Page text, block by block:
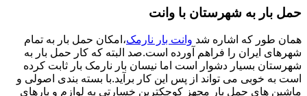
حمل بار به شهرستان با وانت
همان طور که اشاره شد وانت بار نارمک،امکان حمل بار به تمام
شهرهای ایران را فراهم آورده است.صد البته که کار حمل بار به
شهرستان بسیار دشوار است اما نیسان بار نارمک بار ثابت کرده
است به خوبی می تواند از پس این کار برآید.با بسته بندی اصولی و
ماشین های حمل بار مجهز کوچکترین خسارتی به لوازم و بارهای